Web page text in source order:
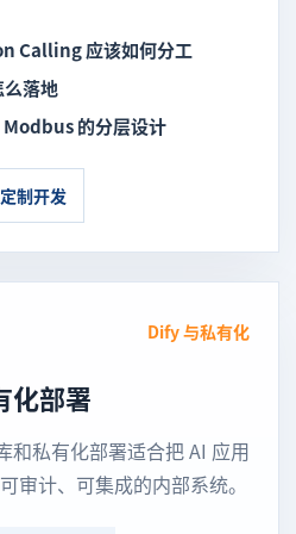
Calling 应该如何分工
么落地
的分层设计
制开发
Dify 与私有化
化部署
和私有化部署适合把 AI 应用
审计、可集成的内部系统。